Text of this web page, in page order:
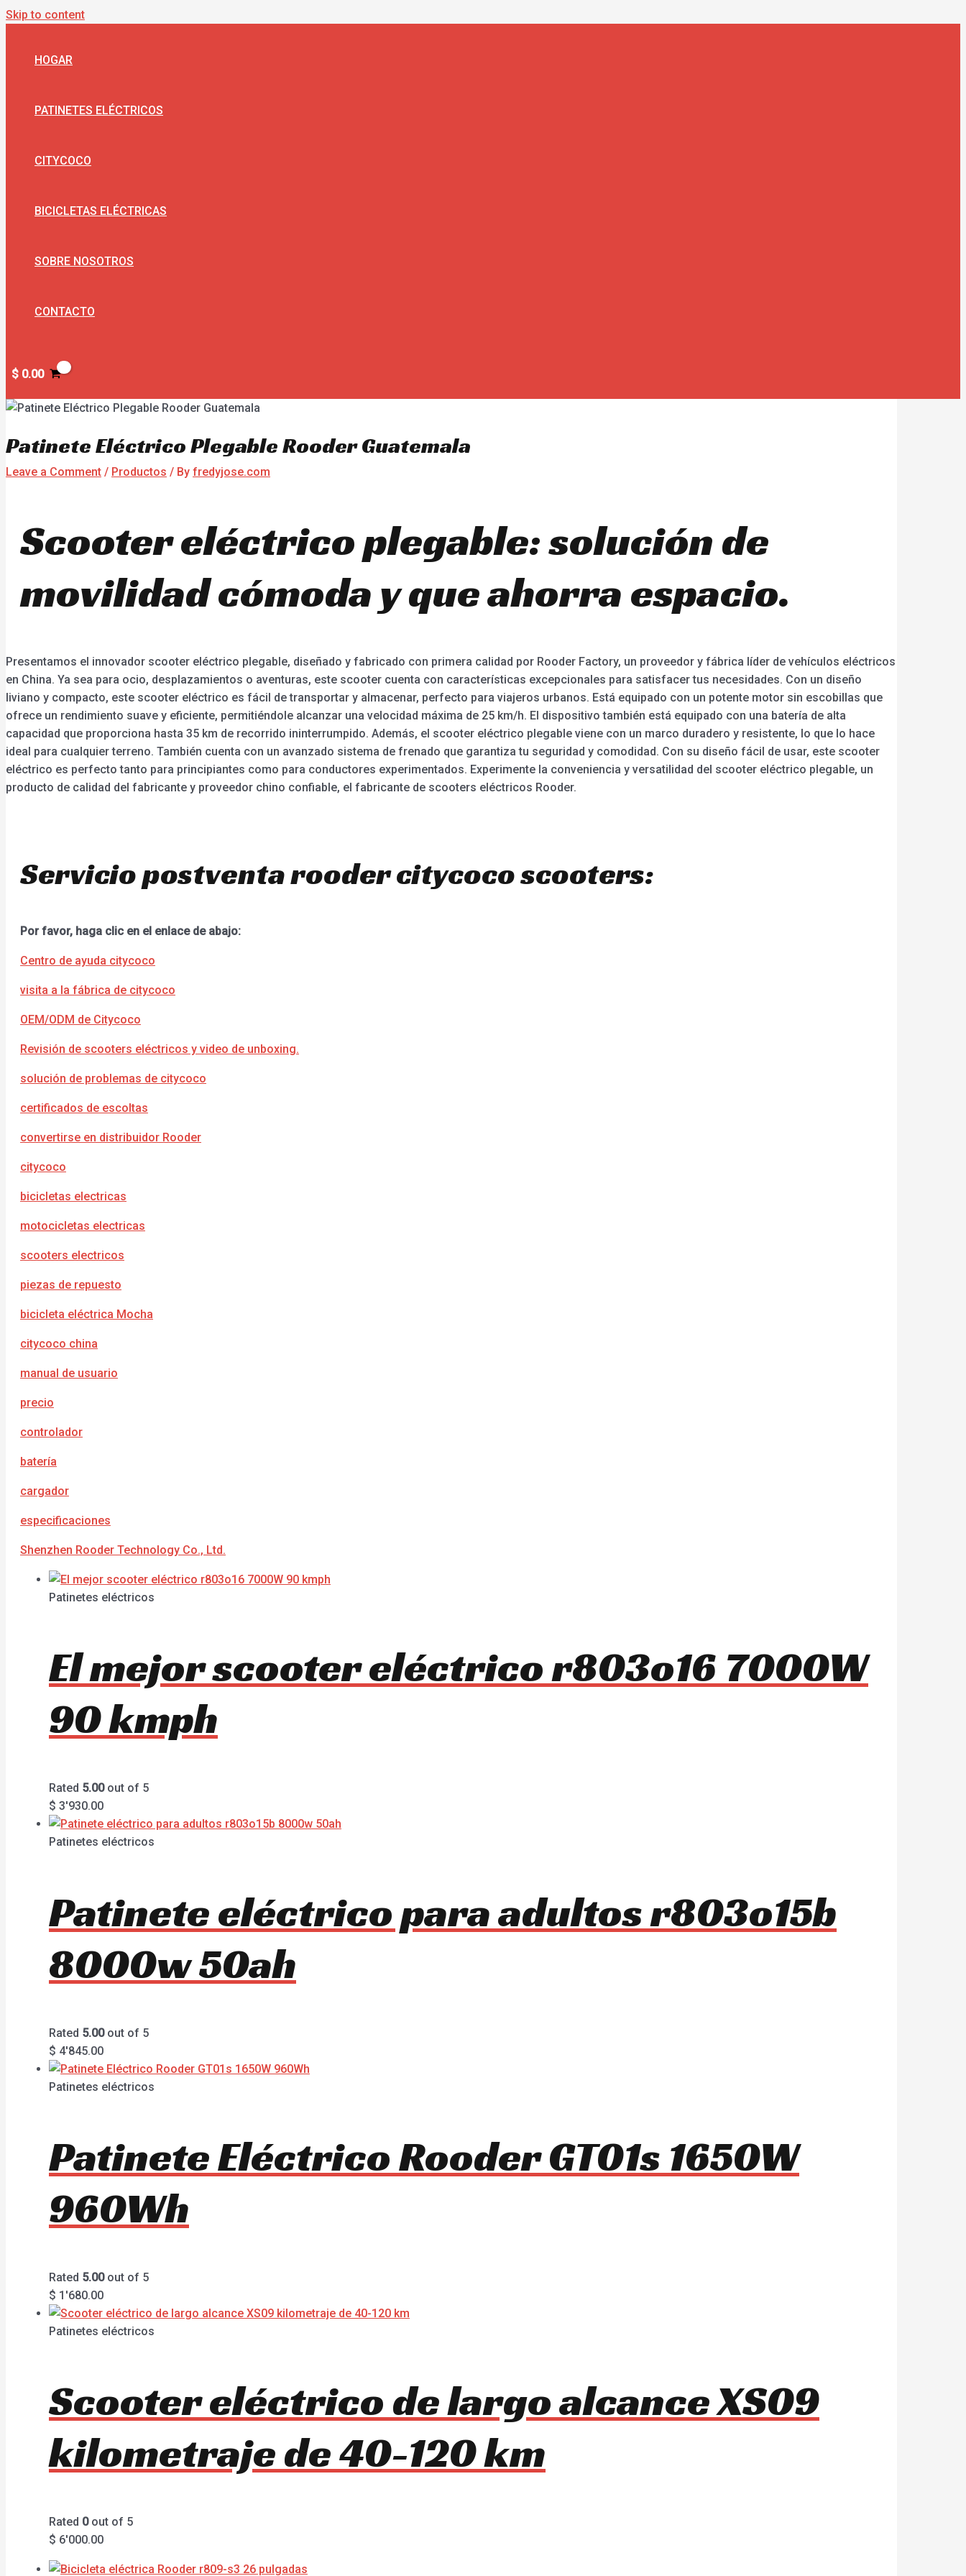
Skip to content
HOGAR
PATINETES ELÉCTRICOS
CITYCOCO
BICICLETAS ELÉCTRICAS
SOBRE NOSOTROS
CONTACTO
$ 0.00
Patinete Eléctrico Plegable Rooder Guatemala
Leave a Comment / Productos / By fredyjose.com
Scooter eléctrico plegable: solución de
movilidad cómoda y que ahorra espacio.
Presentamos el innovador scooter eléctrico plegable, diseñado y fabricado con primera calidad por Rooder Factory, un proveedor y fábrica líder de vehículos eléctricos
en China. Ya sea para ocio, desplazamientos o aventuras, este scooter cuenta con características excepcionales para satisfacer tus necesidades. Con un diseño
liviano y compacto, este scooter eléctrico es fácil de transportar y almacenar, perfecto para viajeros urbanos. Está equipado con un potente motor sin escobillas que
ofrece un rendimiento suave y eficiente, permitiéndole alcanzar una velocidad máxima de 25 km/h. El dispositivo también está equipado con una batería de alta
capacidad que proporciona hasta 35 km de recorrido ininterrumpido. Además, el scooter eléctrico plegable viene con un marco duradero y resistente, lo que lo hace
ideal para cualquier terreno. También cuenta con un avanzado sistema de frenado que garantiza tu seguridad y comodidad. Con su diseño fácil de usar, este scooter
eléctrico es perfecto tanto para principiantes como para conductores experimentados. Experimente la conveniencia y versatilidad del scooter eléctrico plegable, un
producto de calidad del fabricante y proveedor chino confiable, el fabricante de scooters eléctricos Rooder.
Servicio postventa rooder citycoco scooters:
Por favor, haga clic en el enlace de abajo:
Centro de ayuda citycoco
visita a la fábrica de citycoco
OEM/ODM de Citycoco
Revisión de scooters eléctricos y video de unboxing.
solución de problemas de citycoco
certificados de escoltas
convertirse en distribuidor Rooder
citycoco
bicicletas electricas
motocicletas electricas
scooters electricos
piezas de repuesto
bicicleta eléctrica Mocha
citycoco china
manual de usuario
precio
controlador
batería
cargador
especificaciones
Shenzhen Rooder Technology Co., Ltd.
Patinetes eléctricos
El mejor scooter eléctrico r803o16 7000W
90 kmph
Rated 5.00out of 5
$ 3'930.00
Patinetes eléctricos
Patinete eléctrico para adultos r803o15b
8000w 50ah
Rated 5.00out of 5
$ 4'845.00
Patinetes eléctricos
Patinete Eléctrico Rooder GT01s 1650W
960Wh
Rated 5.00out of 5
$ 1'680.00
Patinetes eléctricos
Scooter eléctrico de largo alcance XS09
kilometraje de 40-120 km
Rated 0out of 5
$ 6'000.00